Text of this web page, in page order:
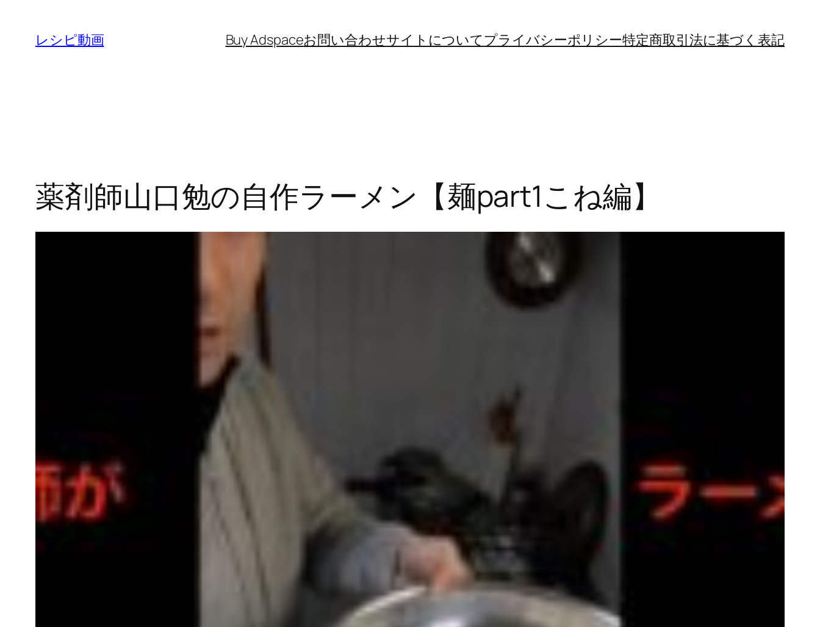
レシピ動画 Buy Adspaceお問い合わせサイトについてプライバシーポリシー特定商取引法に基づく表記
薬剤師山口勉の自作ラーメン【麺part1こね編】